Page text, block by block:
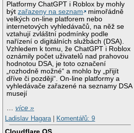
Platformy ChatGPT i Roblox by mohly
býtzařazeny na seznam
mimořádně
velkých on-line platforem nebo
internetových vyhledávačů, na něž se
vztahují zvláštní podmínky podle
nařízení o digitálních službách (DSA).
Vzhledem k tomu, že ChatGPT i Roblox
oznámily počet uživatelů nad prahovou
hodnotou DSA, je toto označení
„rozhodně možné“ a mohlo by „přijít
dříve či později“. On-line platformy a
vyhledávače zařazené na seznamy DSA
musejí
…více »
Ladislav Hagara| Komentářů: 9